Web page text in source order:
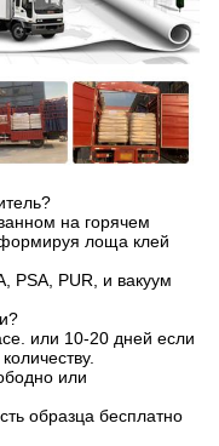
на горячем
лоща клей
PSA, PUR, и вакуум
или 10-20 дней если
или
образца бесплатно